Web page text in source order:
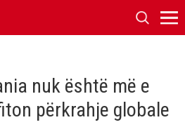
nuk është më e
përkrahje globale